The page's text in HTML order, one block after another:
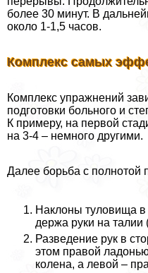
более 30 минут. В
около 1-1,5 часов.
Комплекс самых
Комплекс упражнений
подготовки больного и
К примеру, на первой
на 3-4 – немного другими.
Далее борьба с полнотой
Наклоны туловища в
держа руки на талии
Разведение рук в
этом правой
колена, а левой –